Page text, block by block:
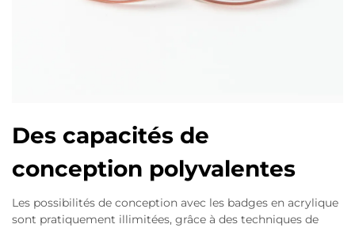
Des capacités de
conception polyvalentes
Les possibilités de conception avec les badges en acrylique
sont pratiquement illimitées, grâce à des techniques de